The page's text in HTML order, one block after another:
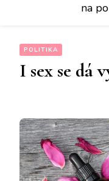
na
POLITIKA
I sex se dá